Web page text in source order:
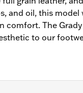
and oil, this model
comfort. The
to our